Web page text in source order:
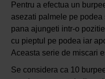
Pentru a efectua un
asezati palmele pe
pana ajungeti intr-o
cu pieptul pe podea iar
Aceasta serie de miscari
Se considera ca 10